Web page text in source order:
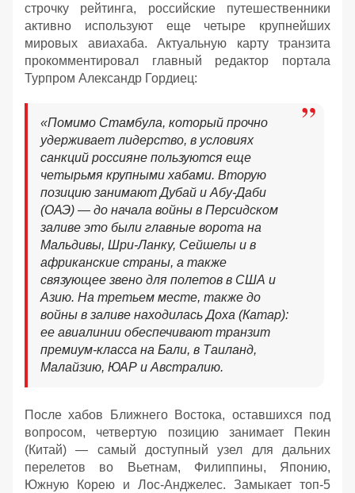
строчку рейтинга, российские путешественники
активно используют еще четыре крупнейших
мировых авиахаба. Актуальную карту транзита
прокомментировал главный редактор портала
Турпром Александр Гордиец:
«Помимо Стамбула, который прочно
удерживает лидерство, в условиях
санкций россияне пользуются еще
четырьмя крупными хабами. Вторую
позицию занимают Дубай и Абу-Даби
(ОАЭ) — до начала войны в Персидском
заливе это были главные ворота на
Мальдивы, Шри-Ланку, Сейшелы и в
африканские страны, а также
связующее звено для полетов в США и
Азию. На третьем месте, также до
войны в заливе находилась Доха (Катар):
ее авиалинии обеспечивают транзит
премиум-класса на Бали, в Таиланд,
Малайзию, ЮАР и Австралию.
После хабов Ближнего Востока, оставшихся под
вопросом, четвертую позицию занимает Пекин
(Китай) — самый доступный узел для дальних
перелетов во Вьетнам, Филиппины, Японию,
Южную Корею и Лос-Анджелес. Замыкает топ-5